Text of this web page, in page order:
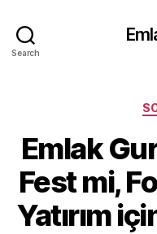
Search
Emlak
Fest mi,
Yatırım